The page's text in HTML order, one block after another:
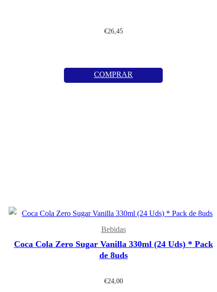
€26,45
COMPRAR
Bebidas
Coca Cola Zero Sugar Vanilla 330ml (24 Uds) * Pack
de 8uds
€24,00